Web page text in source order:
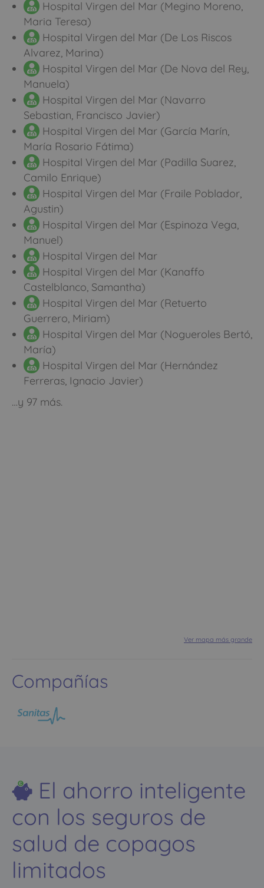
Hospital Virgen del Mar (Megino Moreno,
Maria Teresa)
Hospital Virgen del Mar (De Los Riscos
Alvarez, Marina)
Hospital Virgen del Mar (De Nova del Rey,
Manuela)
Hospital Virgen del Mar (Navarro
Sebastian, Francisco Javier)
Hospital Virgen del Mar (García Marín,
María Rosario Fátima)
Hospital Virgen del Mar (Padilla Suarez,
Camilo Enrique)
Hospital Virgen del Mar (Fraile Poblador,
Agustin)
Hospital Virgen del Mar (Espinoza Vega,
Manuel)
Hospital Virgen del Mar
Hospital Virgen del Mar (Kanaffo
Castelblanco, Samantha)
Hospital Virgen del Mar (Retuerto
Guerrero, Miriam)
Hospital Virgen del Mar (Nogueroles Bertó,
María)
Hospital Virgen del Mar (Hernández
Ferreras, Ignacio Javier)
…y 97 más.
Ver mapa más grande
Compañías
El ahorro inteligente
con los seguros de
salud de copagos
limitados